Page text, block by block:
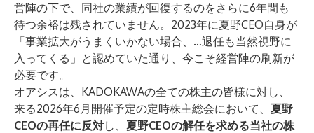
営陣の下で、同社の業績が回復するのをさらに6年間も
待つ余裕は残されていません。2023年に夏野CEO自身が
「事業拡大がうまくいかない場合、…退任も当然視野に
入ってくる」と認めていた通り、今こそ経営陣の刷新が
必要です。
オアシスは、KADOKAWAの全ての株主の皆様に対し、
来る2026年6月開催予定の定時株主総会において、 夏野
CEOの再任に反対し、 夏野CEOの解任を求める当社の株